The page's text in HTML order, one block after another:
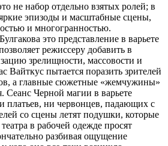
не набор отдельно взятых ролей; в
эпизоды и масштабные сцены,
и многогранностью.
это представление в варьете
режиссеру добавить в
зрелищности, массовости и
Вайткус пытается поразить зрителей
а главные сюжетные «жемчужины»
Сеанс Черной магии в варьете
платьев, ни червонцев, падающих с
со сцены летят подушки, которые
в рабочей одежде просят
разбивая ощущение